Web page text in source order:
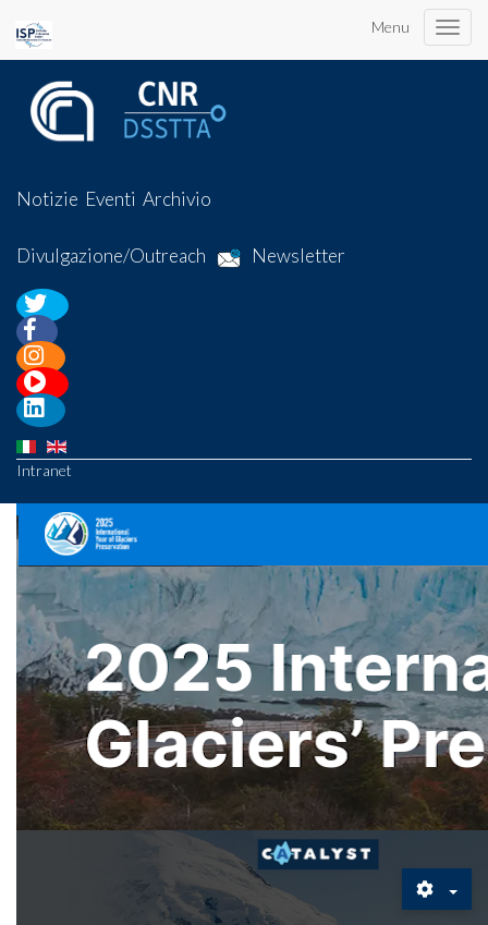
Menu
Toggle
Notizie Eventi Archivio
Divulgazione/Outreach Newsletter
Intranet
2025 International Year of Glaciers’ Preservation